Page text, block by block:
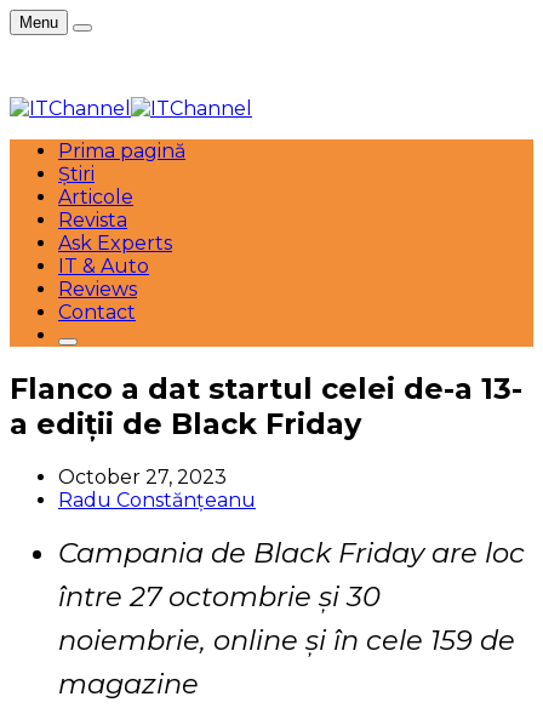
Menu
Prima pagină
Știri
Articole
Revista
Ask Experts
IT & Auto
Reviews
Contact
Flanco a dat startul celei de-a 13-
a ediții de Black Friday
October 27, 2023
Radu Constănțeanu
Campania de Black Friday are loc
între 27 octombrie și 30
noiembrie, online și în cele 159 de
magazine